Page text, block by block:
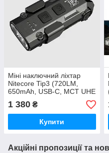
Міні наключний ліхтар
Nitecore Tip3 (720LM,
650mAh, USB-C, MCT UHE
LED, IP54) Black
1 380 ₴
Купити
Акційні пропозиції та